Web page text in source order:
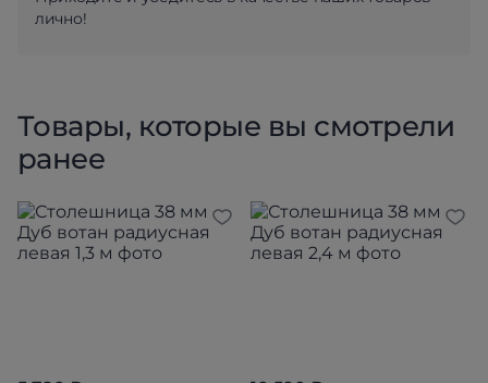
лично!
Товары, которые вы смотрели
ранее